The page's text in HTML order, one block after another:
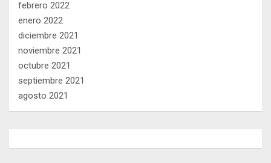
febrero 2022
enero 2022
diciembre 2021
noviembre 2021
octubre 2021
septiembre 2021
agosto 2021